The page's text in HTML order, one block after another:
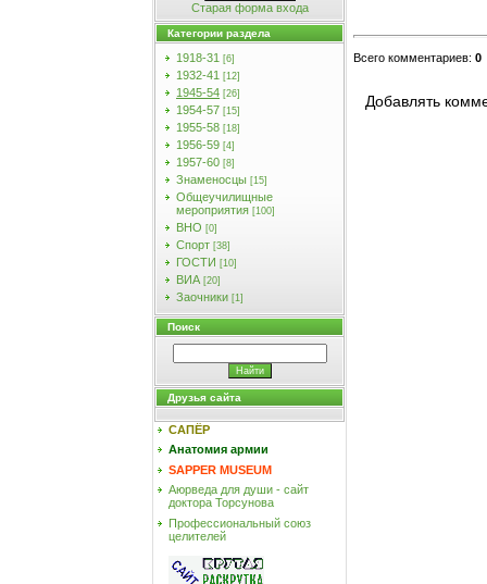
Старая форма входа
Категории раздела
1918-31 [6]
1932-41 [12]
1945-54 [26]
1954-57 [15]
1955-58 [18]
1956-59 [4]
1957-60 [8]
Знаменосцы [15]
Общеучилищные
мероприятия [100]
ВНО [0]
Спорт [38]
ГОСТИ [10]
ВИА [20]
Заочники [1]
Поиск
Друзья сайта
САПЁР
Анатомия армии
SAPPER MUSEUM
Аюрведа для души - сайт
доктора Торсунова
Профессиональный союз
целителей
Всего комментариев: 0
Добавлять